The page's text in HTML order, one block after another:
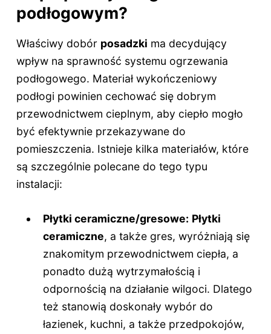
podłogowym?
Właściwy dobór posadzki ma decydujący
wpływ na sprawność systemu ogrzewania
podłogowego. Materiał wykończeniowy
podłogi powinien cechować się dobrym
przewodnictwem cieplnym, aby ciepło mogło
być efektywnie przekazywane do
pomieszczenia. Istnieje kilka materiałów, które
są szczególnie polecane do tego typu
instalacji:
Płytki ceramiczne/gresowe: Płytki
ceramiczne, a także gres, wyróżniają się
znakomitym przewodnictwem ciepła, a
ponadto dużą wytrzymałością i
odpornością na działanie wilgoci. Dlatego
też stanowią doskonały wybór do
łazienek, kuchni, a także przedpokojów,